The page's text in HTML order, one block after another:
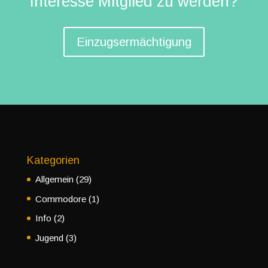
Einzugsermächtigung
Kategorien
Allgemein (29)
Commodore(1)
Info (2)
Jugend (3)